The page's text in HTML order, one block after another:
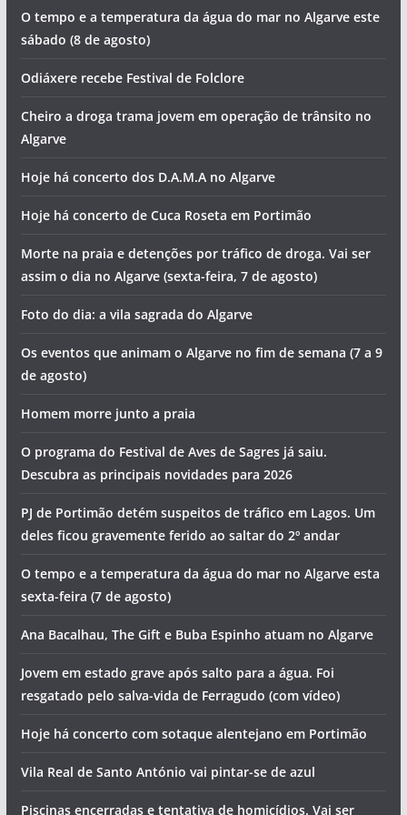
O tempo e a temperatura da água do mar no Algarve este
sábado (8 de agosto)
Odiáxere recebe Festival de Folclore
Cheiro a droga trama jovem em operação de trânsito no
Algarve
Hoje há concerto dos D.A.M.A no Algarve
Hoje há concerto de Cuca Roseta em Portimão
Morte na praia e detenções por tráfico de droga. Vai ser
assim o dia no Algarve (sexta-feira, 7 de agosto)
Foto do dia: a vila sagrada do Algarve
Os eventos que animam o Algarve no fim de semana (7 a 9
de agosto)
Homem morre junto a praia
O programa do Festival de Aves de Sagres já saiu.
Descubra as principais novidades para 2026
PJ de Portimão detém suspeitos de tráfico em Lagos. Um
deles ficou gravemente ferido ao saltar do 2º andar
O tempo e a temperatura da água do mar no Algarve esta
sexta-feira (7 de agosto)
Ana Bacalhau, The Gift e Buba Espinho atuam no Algarve
Jovem em estado grave após salto para a água. Foi
resgatado pelo salva-vida de Ferragudo (com vídeo)
Hoje há concerto com sotaque alentejano em Portimão
Vila Real de Santo António vai pintar-se de azul
Piscinas encerradas e tentativa de homicídios. Vai ser